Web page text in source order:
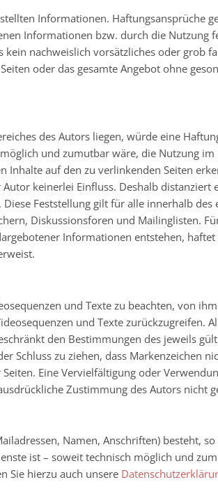
Informationen. Haftungsansprüche
Informationen bzw. durch die Nutzung
nachweislich vorsätzliches oder grob
oder das gesamte Angebot ohne
des Autors liegen, würde eine
und zumutbar wäre, die Nutzung
auf den zu verlinkenden Seiten
keinerlei Einfluss. Deshalb distanziert
Feststellung gilt für alle innerhalb des
Diskussionsforen und Mailinglisten.
Informationen entstehen,
und Texte zu beachten, von
und Texte zurückzugreifen.
den Bestimmungen des jeweils
Schluss zu ziehen, dass Markenzeichen
Eine Vervielfältigung oder
Zustimmung des Autors nicht
Namen, Anschriften) besteht,
ist – soweit technisch möglich und
Sie hierzu auch unsere